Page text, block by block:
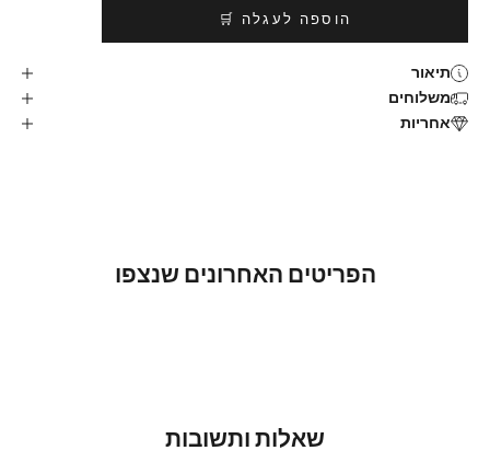
הוספה לעגלה 🛒
תיאור
משלוחים
אחריות
הפריטים האחרונים שנצפו
שאלות ותשובות